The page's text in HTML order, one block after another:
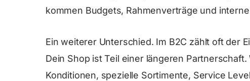
kommen Budgets, Rahmenverträge und
Ein weiterer Unterschied. Im B2C zählt oft der
Dein Shop ist Teil einer längeren
Konditionen, spezielle Sortimente, Service